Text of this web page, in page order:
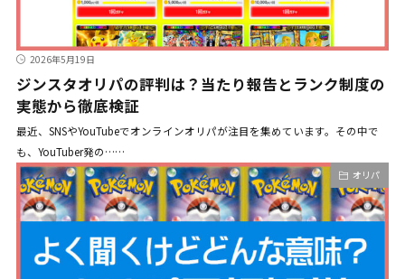
2026年5月19日
ジンスタオリパの評判は？当たり報告とランク制度の
実態から徹底検証
最近、SNSやYouTubeでオンラインオリパが注目を集めています。その中で
も、YouTuber発の……
オリパ